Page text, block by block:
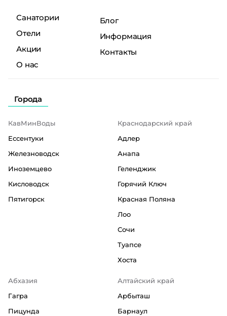
Санатории
Отели
Акции
О нас
Блог
Информация
Контакты
Города
КавМинВоды
Ессентуки
Железноводск
Иноземцево
Кисловодск
Пятигорск
Краснодарский край
Адлер
Анапа
Геленджик
Горячий Ключ
Красная Поляна
Лоо
Сочи
Туапсе
Хоста
Абхазия
Гагра
Пицунда
Алтайский край
Арбыташ
Барнаул